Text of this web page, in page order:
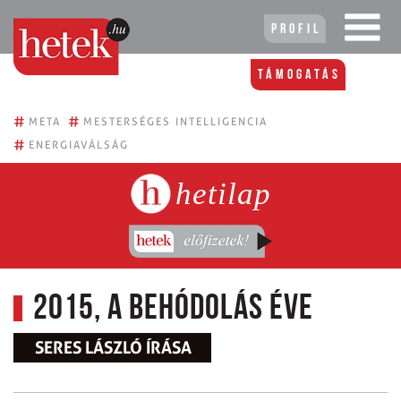
Profil
Támogatás
# META # MESTERSÉGES INTELLIGENCIA
# ENERGIAVÁLSÁG
hetilap
2015, a Behódolás éve
SERES LÁSZLÓ ÍRÁSA